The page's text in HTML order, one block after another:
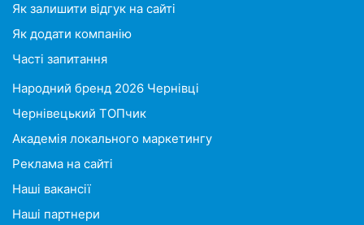
Як залишити відгук на сайті
Як додати компанію
Часті запитання
Народний бренд 2026 Чернівці
Чернівецький ТОПчик
Академія локального маркетингу
Реклама на сайті
Наші вакансії
Наші партнери